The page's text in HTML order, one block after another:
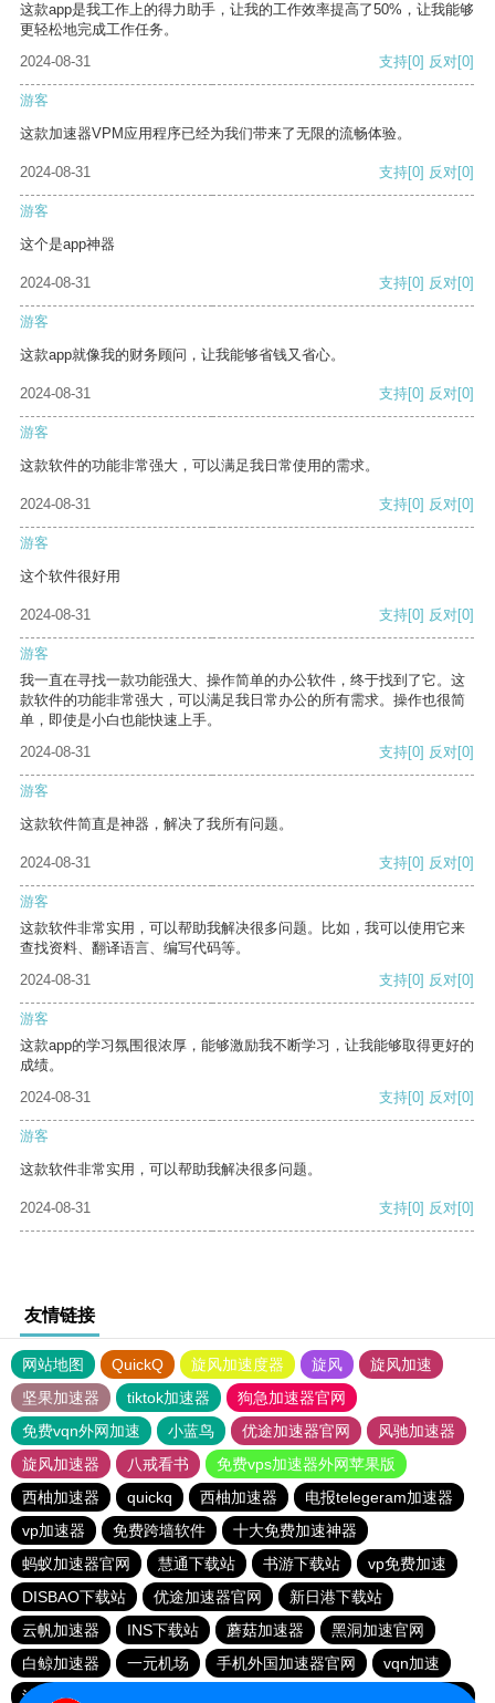
这款app是我工作上的得力助手，让我的工作效率提高了50%，让我能够
更轻松地完成工作任务。
2024-08-31
支持[0] 反对[0]
游客
这款加速器VPM应用程序已经为我们带来了无限的流畅体验。
2024-08-31 支持[0] 反对[0]
游客
这个是app神器
2024-08-31 支持[0] 反对[0]
游客
这款app就像我的财务顾问，让我能够省钱又省心。
2024-08-31 支持[0] 反对[0]
游客
这款软件的功能非常强大，可以满足我日常使用的需求。
2024-08-31 支持[0] 反对[0]
游客
这个软件很好用
2024-08-31 支持[0] 反对[0]
游客
我一直在寻找一款功能强大、操作简单的办公软件，终于找到了它。这
款软件的功能非常强大，可以满足我日常办公的所有需求。操作也很简
单，即使是小白也能快速上手。
2024-08-31
支持[0] 反对[0]
游客
这款软件简直是神器，解决了我所有问题。
2024-08-31 支持[0] 反对[0]
游客
这款软件非常实用，可以帮助我解决很多问题。比如，我可以使用它来
查找资料、翻译语言、编写代码等。
2024-08-31
支持[0] 反对[0]
游客
这款app的学习氛围很浓厚，能够激励我不断学习，让我能够取得更好的
成绩。
2024-08-31
支持[0] 反对[0]
游客
这款软件非常实用，可以帮助我解决很多问题。
2024-08-31 支持[0] 反对[0]
友情链接
网站地图 QuickQ 旋风加速度器 旋风
旋风加速
坚果加速器
tiktok加速器
狗急加速器官网
免费vqn外网加速
小蓝鸟 优途加速器官网
风驰加速器
旋风加速器
八戒看书
免费vps加速器外网苹果版
西柚加速器
quickq 西柚加速器
电报telegeram加速器
vp加速器
免费跨墙软件
十大免费加速神器
蚂蚁加速器官网
慧通下载站 书游下载站
vp免费加速
DISBAO下载站
优途加速器官网
新日港下载站
云帆加速器
INS下载站 蘑菇加速器
黑洞加速官网
白鲸加速器
一元机场 手机外国加速器官网
vqn加速
油管加速器永久免费版